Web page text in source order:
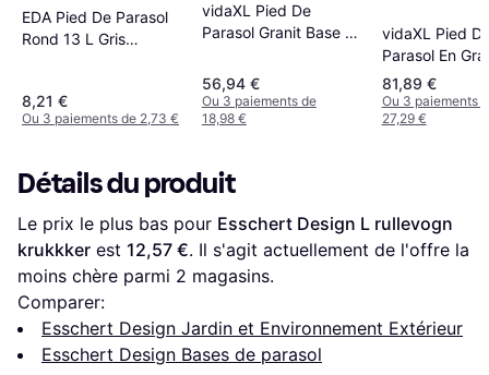
EDA Pied De Parasol
Rond 13 L Gris
8,21 €
Ou 3 paiements de 2,73 €
vidaXL Pied De
Parasol Granit Base de
56,94 €
Ou 3 paiements de
18,98 €
vidaXL Pied
Parasol En
kg 30kg
81,89 €
Ou 3 paiements
27,29 €
Détails du produit
Le prix le plus bas pour Esschert Design L rullevogn
krukkker est 12,57 €. Il s'agit actuellement de l'offre la
moins chère parmi 2 magasins.
Comparer:
Esschert Design Jardin et Environnement Extérieur
Esschert Design Bases de parasol